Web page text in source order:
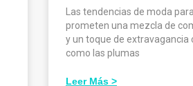
Las tendencias de moda
prometen una mezcla de
y un toque de extravagancia
como las plumas
Leer Más >